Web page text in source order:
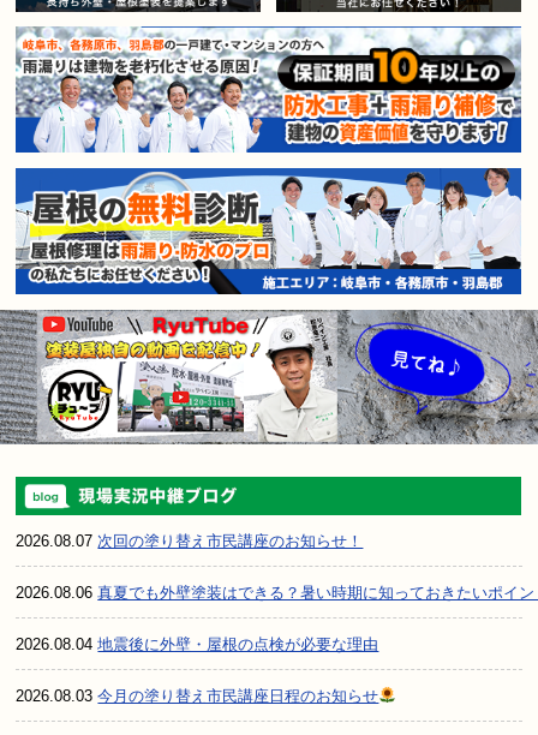
賃貸マンション・アパートオー
2026.08.07次回の塗り替え市民講座のお知らせ！
2026.08.06真夏でも外壁塗装はできる？暑い時期に知っておきたいポイン
2026.08.04地震後に外壁・屋根の点検が必要な理由
2026.08.03今月の塗り替え市民講座日程のお知らせ